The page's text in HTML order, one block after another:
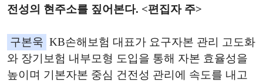
전성의 현주소를 짚어본다. <편집자 주>
구본욱 KB손해보험 대표가 요구자본 관리 고도화
와 장기보험 내부모형 도입을 통해 자본 효율성을
높이며 기본자본 중심 건전성 관리에 속도를 내고